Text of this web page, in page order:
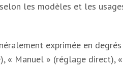
les modèles et les
exprimée en degrés
« Manuel » (réglage direct),